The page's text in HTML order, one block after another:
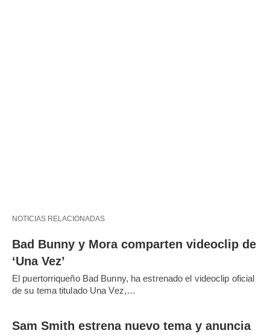
NOTICIAS RELACIONADAS
Bad Bunny y Mora comparten videoclip de
‘Una Vez’
El puertorriqueño Bad Bunny, ha estrenado el videoclip oficial
de su tema titulado Una Vez,…
Sam Smith estrena nuevo tema y anuncia